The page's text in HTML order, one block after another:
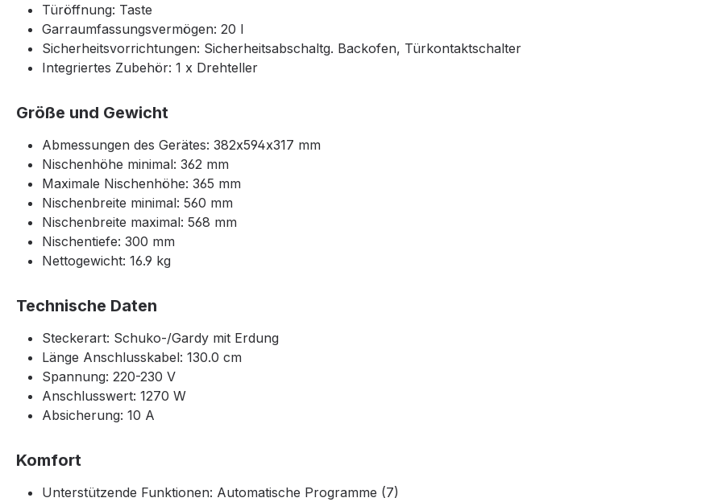
Türöffnung: Taste
Garraumfassungsvermögen: 20 l
Sicherheitsvorrichtungen: Sicherheitsabschaltg. Backofen, Türkontaktschalter
Integriertes Zubehör: 1 x Drehteller
Größe und Gewicht
Abmessungen des Gerätes: 382x594x317 mm
Nischenhöhe minimal: 362 mm
Maximale Nischenhöhe: 365 mm
Nischenbreite minimal: 560 mm
Nischenbreite maximal: 568 mm
Nischentiefe: 300 mm
Nettogewicht: 16.9 kg
Technische Daten
Steckerart: Schuko-/Gardy mit Erdung
Länge Anschlusskabel: 130.0 cm
Spannung: 220-230 V
Anschlusswert: 1270 W
Absicherung: 10 A
Komfort
Unterstützende Funktionen: Automatische Programme (7)